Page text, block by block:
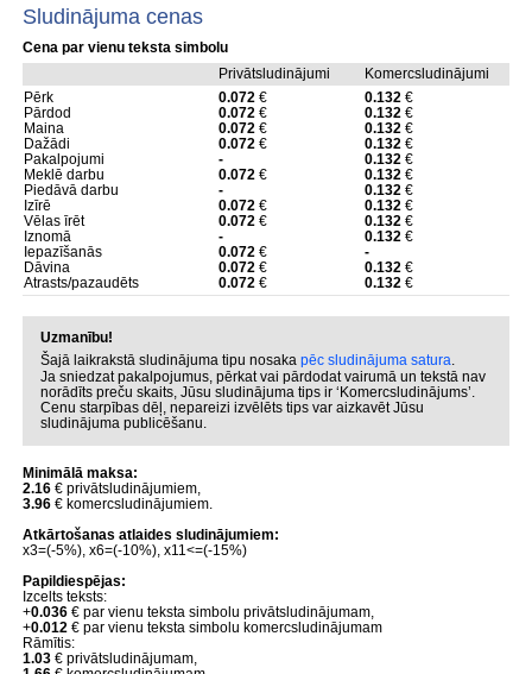
Sludinājuma cenas
Cena par vienu teksta simbolu
Privātsludinājumi
Komercsludinājumi
Pērk
0.072€ 0.132€
Pārdod
0.072€ 0.132€
Maina
0.072€ 0.132€
Dažādi
0.072€ 0.132€
Pakalpojumi
- 0.132€
Meklē darbu
0.072€ 0.132€
Piedāvā darbu
- 0.132€
Izīrē
0.072€ 0.132€
Vēlas īrēt
0.072€ 0.132€
Iznomā
- 0.132€
Iepazīšanās
0.072€
-
Dāvina
0.072€ 0.132€
Atrasts/pazaudēts
0.072€ 0.132€
Uzmanību!
Šajā laikrakstā sludinājuma tipu nosaka pēc sludinājuma satura.
Ja sniedzat pakalpojumus, pērkat vai pārdodat vairumā un tekstā nav
norādīts preču skaits, Jūsu sludinājuma tips ir ‘Komercsludinājums’.
Cenu starpības dēļ, nepareizi izvēlēts tips var aizkavēt Jūsu
sludinājuma publicēšanu.
Minimālā maksa:
2.16€ privātsludinājumiem,
3.96€ komercsludinājumiem.
Atkārtošanas atlaides sludinājumiem:
x3=(-5%), x6=(-10%), x11<=(-15%)
Papildiespējas:
Izcelts teksts:
+0.036€ par vienu teksta simbolu privātsludinājumam,
+0.012€ par vienu teksta simbolu komercsludinājumam
Rāmītis:
1.03€ privātsludinājumam,